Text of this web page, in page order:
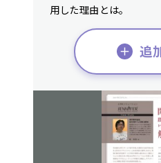
用した理由とは。
追